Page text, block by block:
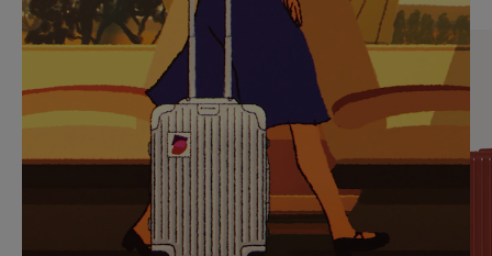
PAUSE
IT
UNMUTE
IT